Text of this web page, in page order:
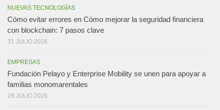
NUEVAS TECNOLOGÍAS
Cómo evitar errores en Cómo mejorar la seguridad financiera
con blockchain: 7 pasos clave
31 JULIO 2026
EMPRESAS
Fundación Pelayo y Enterprise Mobility se unen para apoyar a
familias monomarentales
28 JULIO 2026